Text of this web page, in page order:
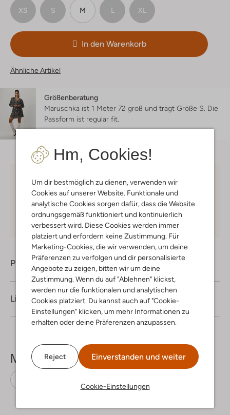
Hm, Cookies!
Um dir bestmöglich zu dienen, verwenden wir
Cookies auf unserer Website. Funktionale und
analytische Cookies sorgen dafür, dass die Website
ordnungsgemäß funktioniert und kontinuierlich
verbessert wird. Diese Cookies werden immer
platziert und erfordern keine Zustimmung. Für
Marketing-Cookies, die wir verwenden, um deine
Präferenzen zu verfolgen und dir personalisierte
Angebote zu zeigen, bitten wir um deine
Zustimmung. Wenn du auf "Ablehnen" klickst,
werden nur die funktionalen und analytischen
Cookies platziert. Du kannst auch auf "Cookie-
Einstellungen" klicken, um mehr Informationen zu
erhalten oder deine Präferenzen anzupassen.
Reject Einverstanden und weiter
Cookie-Einstellungen
XS S M L XL
In den Warenkorb
Ähnliche Artikel
Größenberatung
Maruschka ist 1 Meter 72 groß und trägt Größe S. Die
Passform ist regular fit
Kostenloser Versandab € 75 für Club-Omoda
Mitglieder in Deutschland
Kauf auf Rechnung 30 Tagen Rückgaberecht
Produktinformation
Lieferung & Rückgabe
Mehr sehen